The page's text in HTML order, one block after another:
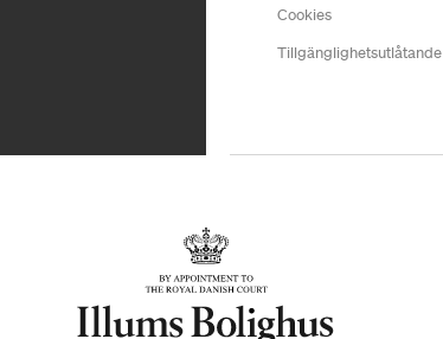
Cookies
Tillgänglighetsutlåtande